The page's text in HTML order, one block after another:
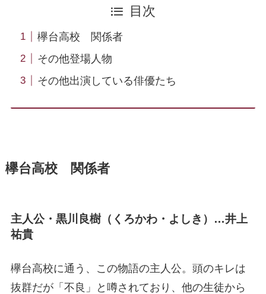
目次
欅台高校 関係者
その他登場人物
その他出演している俳優たち
欅台高校 関係者
主人公・黒川良樹（くろかわ・よしき）…井上
祐貴
欅台高校に通う、この物語の主人公。頭のキレは
抜群だが「不良」と噂されており、他の生徒から